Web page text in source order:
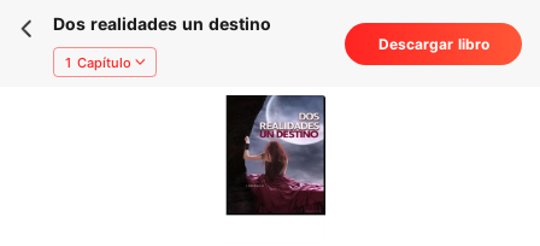
Dos realidades un destino
1 Capítulo
Descargar libro